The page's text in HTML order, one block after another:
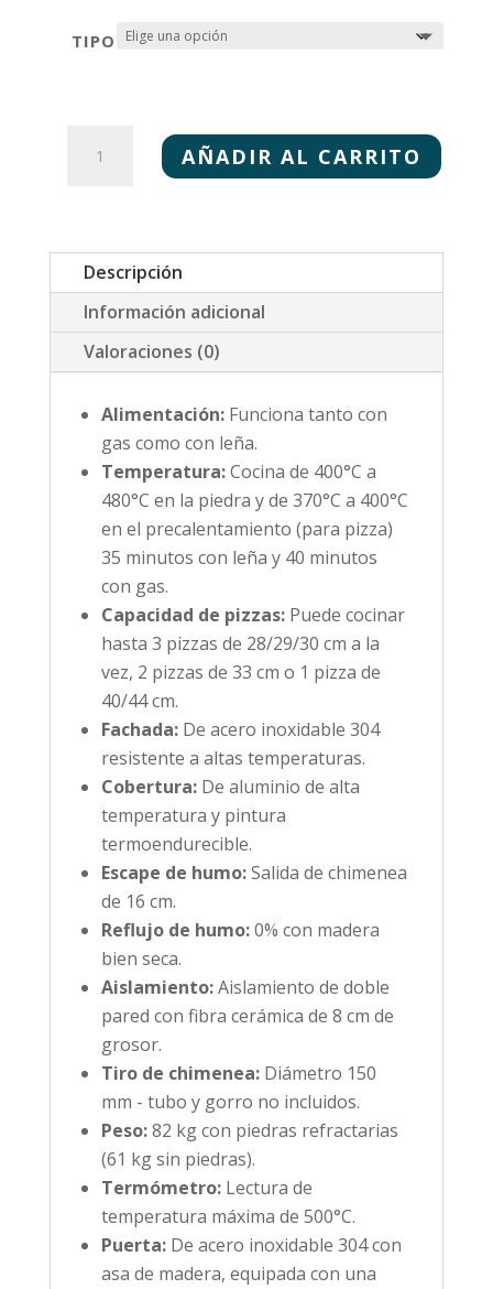
TIPO
SPAZIOSO AÑADIR AL CARRITO
Descripción
Información adicional
Valoraciones (0)
Alimentación:Funciona tanto con
gas como con leña.
Temperatura:Cocina de 400°C a
480°C en la piedra y de 370°C a 400°C
en el precalentamiento (para pizza)
35 minutos con leña y 40 minutos
con gas.
Capacidad de pizzas:Puede cocinar
hasta 3 pizzas de 28/29/30 cm a la
vez, 2 pizzas de 33 cm o 1 pizza de
40/44 cm.
Fachada:De acero inoxidable 304
resistente a altas temperaturas.
Cobertura:De aluminio de alta
temperatura y pintura
termoendurecible.
Escape de humo:Salida de chimenea
de 16 cm.
Reflujo de humo:0% con madera
bien seca.
Aislamiento:Aislamiento de doble
pared con fibra cerámica de 8 cm de
grosor.
Tiro de chimenea:Diámetro 150
mm - tubo y gorro no incluidos.
Peso:82 kg con piedras refractarias
(61 kg sin piedras).
Termómetro:Lectura de
temperatura máxima de 500°C.
Puerta:De acero inoxidable 304 con
asa de madera, equipada con una